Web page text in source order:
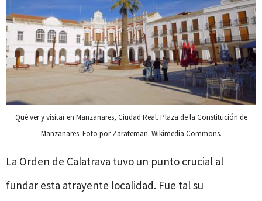
Qué ver y visitar en Manzanares, Ciudad Real. Plaza de la Constitución de
Manzanares. Foto por Zarateman. Wikimedia Commons.
La Orden de Calatrava tuvo un punto crucial al
fundar esta atrayente localidad. Fue tal su